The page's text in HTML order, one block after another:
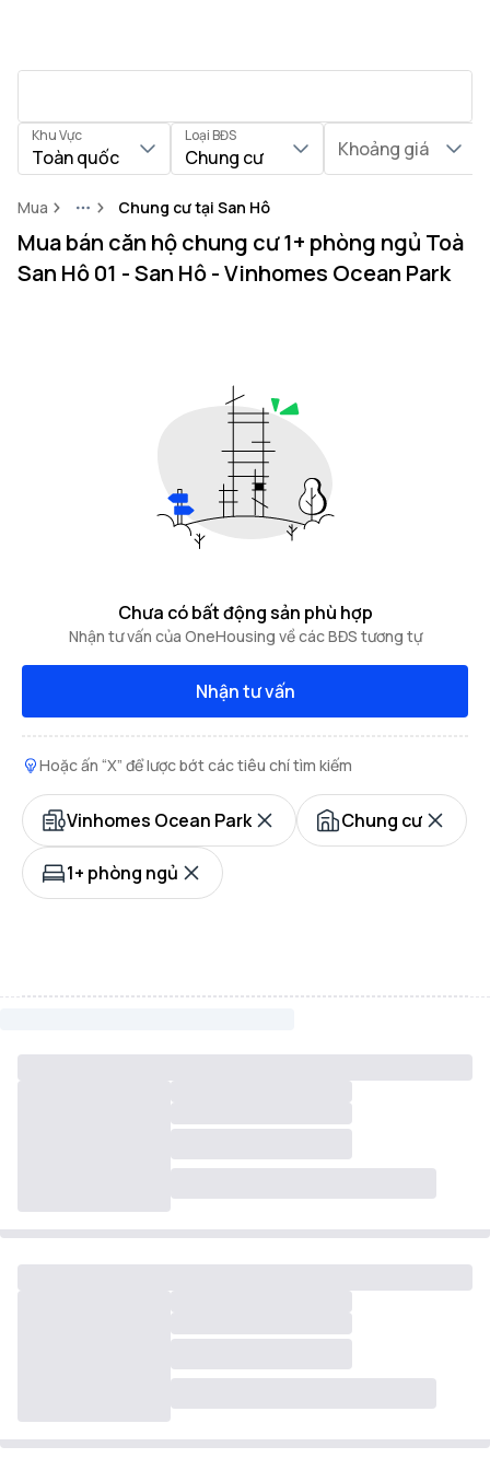
Khu Vực
Toàn quốc
Loại BĐS
Chung cư Khoảng giá
Mua MoreChung cư tại San Hô
Mua bán căn hộ chung cư 1+ phòng ngủ Toà
San Hô 01 - San Hô - Vinhomes Ocean Park
Chưa có bất động sản phù hợp
Nhận tư vấn của OneHousing về các BĐS tương tự
Nhận tư vấn
Hoặc ấn “X” để lược bớt các tiêu chí tìm kiếm
Vinhomes Ocean Park Chung cư
1+ phòng ngủ